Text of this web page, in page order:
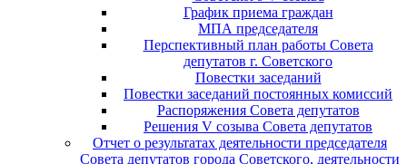
График приема граждан
МПА председателя
Перспективный план работы Совета
депутатов г. Советского
Повестки заседаний
Повестки заседаний постоянных комиссий
Распоряжения Совета депутатов
Решения V созыва Совета депутатов
Отчет о результатах деятельности председателя
Совета депутатов города Советского, деятельности